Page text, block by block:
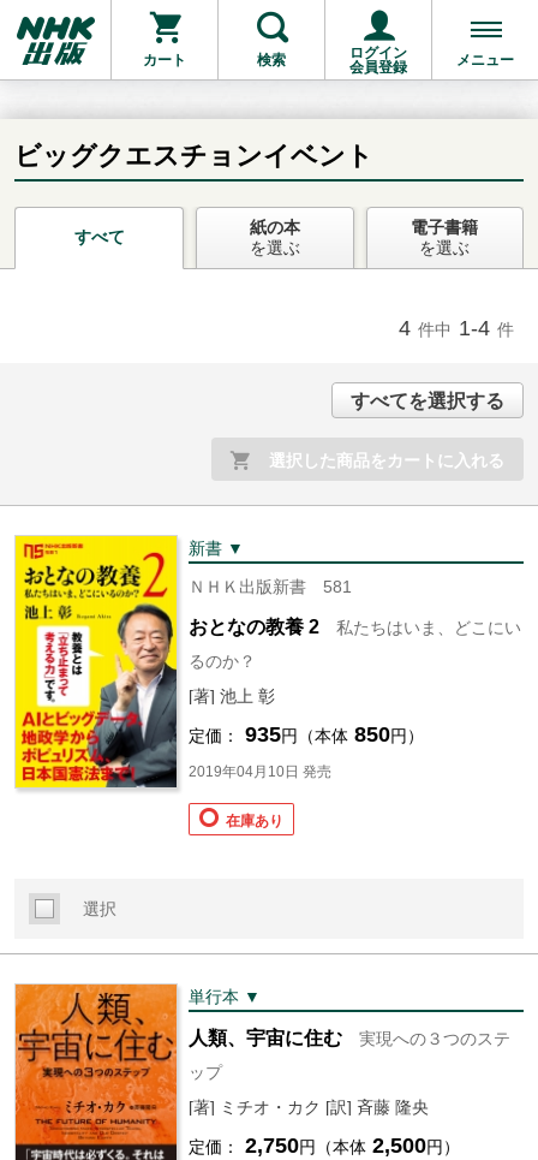
カート 検索
ログイン
会員登録
メニュー
お支払いに進む
ビッグクエスチョンイベント
すべて
紙の本
を選ぶ
電子書籍
を選ぶ
4 件中 1-4 件
すべてを選択する
選択した商品をカートに入れる
新書 ▼
ＮＨＫ出版新書 581
おとなの教養 2
私たちはいま、どこにい
るのか？
[著] 池上 彰
定価： 935円（本体 850円）
2019年04月10日 発売
在庫あり
選択
単行本 ▼
人類、宇宙に住む
実現への３つのステ
ップ
[著] ミチオ・カク [訳] 斉藤 隆央
定価： 2,750円（本体 2,500円）